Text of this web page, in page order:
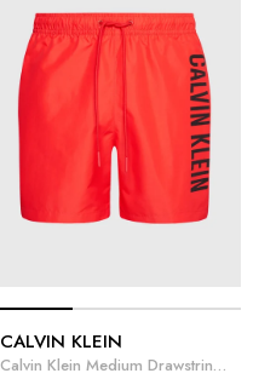
CALVIN KLEIN
Calvin Klein Medium Drawstring Erkek Şort Mayo